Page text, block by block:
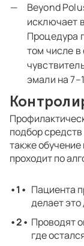
Beyond
исключает
Процедура
том числе
эмали на
подбор
также
проходит по
Пациента
делает
Проводят
где